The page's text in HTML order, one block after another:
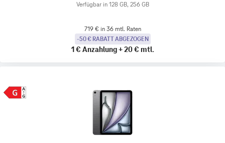
Verfügbar in 128 GB, 256 GB
719 € in 36 mtl. Raten
-50 € RABATT ABGEZOGEN
1 € Anzahlung+20 € mtl.